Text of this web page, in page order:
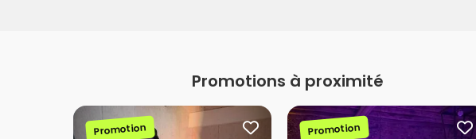
Promotions à proximité
Promotion Promotion